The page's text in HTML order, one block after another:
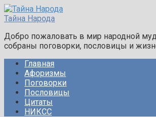
Перейти
к
Тайна Народа
Добро пожаловать в мир народной
собраны поговорки, пословицы и
Главная
Афоризмы
Поговорки
Пословицы
Цитаты
НИКСС